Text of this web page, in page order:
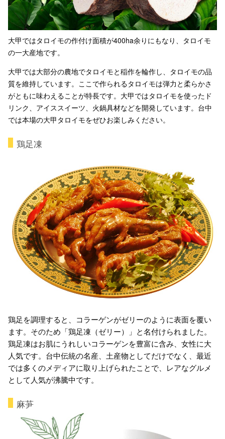
大甲ではタロイモの作付け面積が400ha余りにもなり、タロイモ
の一大産地です。
大甲では大部分の農地でタロイモと稲作を輪作し、タロイモの品
質を維持しています。ここで作られるタロイモは弾力と柔らかさ
がともに味わえることが特長です。大甲ではタロイモを使ったド
リンク、アイススイーツ、火鍋具材などを開発しています。台中
では本場の大甲タロイモをぜひお楽しみください。
鶏足凍
鶏足を調理すると、コラーゲンがゼリーのように表面を覆い
ます。そのため「鶏足凍（ゼリー）」と名付けられました。
鶏足凍はお肌にうれしいコラーゲンを豊富に含み、女性に大
人気です。台中伝統の名産、土産物としてだけでなく、最近
では多くのメディアに取り上げられたことで、レアなグルメ
として人気が沸騰中です。
麻芛